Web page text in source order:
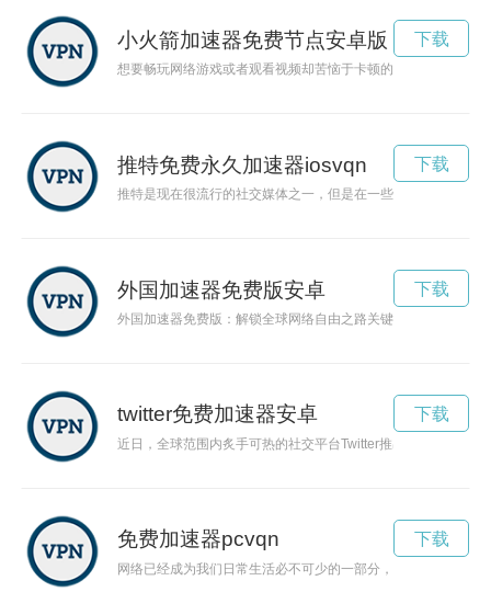
小火箭加速器免费节点安卓版
想要畅玩网络游戏或者观看视频却苦恼于卡顿的问题吗？小火
下载
推特免费永久加速器iosvqn
推特是现在很流行的社交媒体之一，但是在一些地方却无法打
下载
外国加速器免费版安卓
外国加速器免费版：解锁全球网络自由之路关键词: 外国加速器
下载
twitter免费加速器安卓
近日，全球范围内炙手可热的社交平台Twitter推出了一项令人
下载
免费加速器pcvqn
网络已经成为我们日常生活必不可少的一部分，但是网速的慢
下载